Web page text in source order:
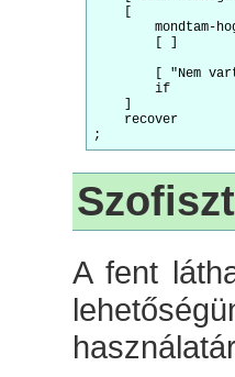
[
mondtam-
[ ]
[ "Nem
if
    ]
recover
A fent